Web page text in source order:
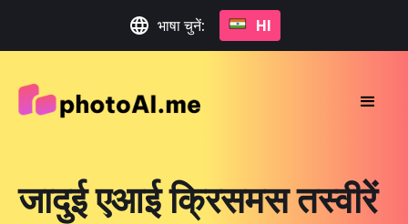
भाषा चुनें: HI
जादुई एआई क्रिसमस तस्वीरें